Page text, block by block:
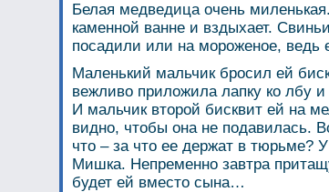
Белая медведица очень
каменной ванне и вздыхает.
посадили или на мороженое, ведь
Маленький мальчик бросил ей
вежливо приложила лапку ко лбу
И мальчик второй бисквит ей на
видно, чтобы она не подавилась.
что – за что ее держат в
Мишкa. Непременно завтра
будет ей вместо сына…